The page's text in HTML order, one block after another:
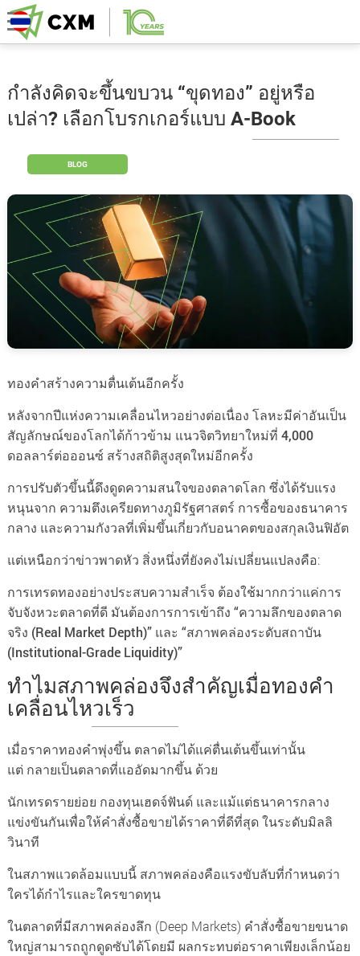
กำลังคิดจะขึ้นขบวน “ขุดทอง” อยู่หรือ
เปล่า? เลือกโบรกเกอร์แบบ A-Book
BLOG
ทองคำสร้างความตื่นเต้นอีกครั้ง
หลังจากปีแห่งความเคลื่อนไหวอย่างต่อเนื่อง โลหะมีค่าอันเป็น
สัญลักษณ์ของโลกได้ก้าวข้าม แนวจิตวิทยาใหม่ที่ 4,000
ดอลลาร์ต่อออนซ์ สร้างสถิติสูงสุดใหม่อีกครั้ง
การปรับตัวขึ้นนี้ดึงดูดความสนใจของตลาดโลก ซึ่งได้รับแรง
หนุนจาก ความตึงเครียดทางภูมิรัฐศาสตร์ การซื้อของธนาคาร
กลาง และความกังวลที่เพิ่มขึ้นเกี่ยวกับอนาคตของสกุลเงินฟิอัต
แต่เหนือกว่าข่าวพาดหัว สิ่งหนึ่งที่ยังคงไม่เปลี่ยนแปลงคือ:
การเทรดทองอย่างประสบความสำเร็จ ต้องใช้มากกว่าแค่การ
จับจังหวะตลาดที่ดี มันต้องการการเข้าถึง “ความลึกของตลาด
จริง (Real Market Depth)” และ “สภาพคล่องระดับสถาบัน
(Institutional-Grade Liquidity)”
ทำไมสภาพคล่องจึงสำคัญเมื่อทองคำ
เคลื่อนไหวเร็ว
เมื่อราคาทองคำพุ่งขึ้น ตลาดไม่ได้แค่ตื่นเต้นขึ้นเท่านั้น
แต่ กลายเป็นตลาดที่แออัดมากขึ้น ด้วย
นักเทรดรายย่อย กองทุนเฮดจ์ฟันด์ และแม้แต่ธนาคารกลาง
แข่งขันกันเพื่อให้คำสั่งซื้อขายได้ราคาที่ดีที่สุด ในระดับมิลลิ
วินาที
ในสภาพแวดล้อมแบบนี้ สภาพคล่องคือแรงขับลับที่กำหนดว่า
ใครได้กำไรและใครขาดทุน
ในตลาดที่มีสภาพคล่องลึก (Deep Markets) คำสั่งซื้อขายขนาด
ใหญ่สามารถถูกดูดซับได้โดยมี ผลกระทบต่อราคาเพียงเล็กน้อย